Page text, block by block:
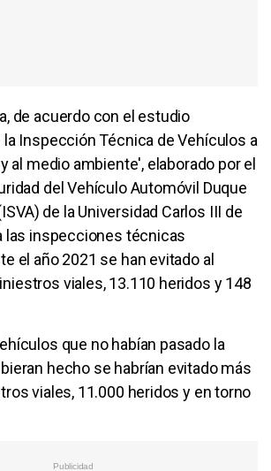
de acuerdo con el estudio
Inspección Técnica de Vehículos a
al medio ambiente', elaborado por el
del Vehículo Automóvil Duque
de la Universidad Carlos III de
las inspecciones técnicas
el año 2021 se han evitado al
viales, 13.110 heridos y 148
que no habían pasado la
hecho se habrían evitado más
viales, 11.000 heridos y en torno